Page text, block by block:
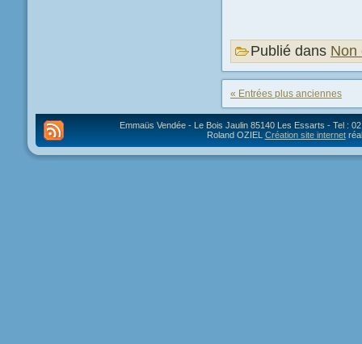
Publié dans Non
« Entrées plus anciennes
Emmaüs Vendée - Le Bois Jaulin 85140 Les Essarts - Tel :
Roland OZIEL Création site internet